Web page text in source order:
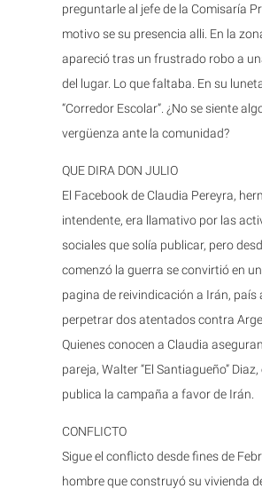
preguntarle al jefe de la Comisaría
motivo se su presencia alli. En la
apareció tras un frustrado robo a
del lugar. Lo que faltaba. En su
“Corredor Escolar”. ¿No se siente
vergüenza ante la comunidad?
QUE DIRA DON JULIO
El Facebook de Claudia Pereyra,
intendente, era llamativo por las
sociales que solía publicar, pero
comenzó la guerra se convirtió en
pagina de reivindicación a Irán, país
perpetrar dos atentados contra
Quienes conocen a Claudia
pareja, Walter “El Santiagueño” Diaz,
publica la campaña a favor de Irán.
CONFLICTO
Sigue el conflicto desde fines de
hombre que construyó su vivienda